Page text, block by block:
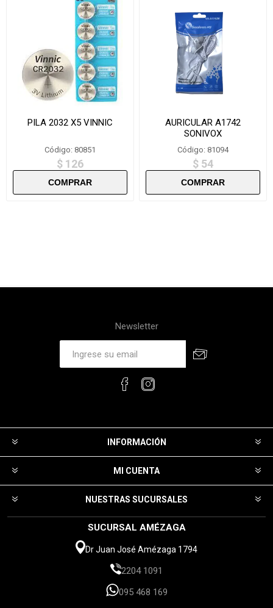
PILA 2032 X5 VINNIC
Código: 80851
$ 126
AURICULAR A1742
SONIVOX
Código: 81094
$ 54
Newsletter
INFORMACIÓN
MI CUENTA
NUESTRAS SUCURSALES
SUCURSAL AMÉZAGA
Dr Juan José Amézaga 1794
2204 1091
095 468 169